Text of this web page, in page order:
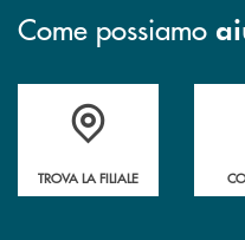
Come possiamo
Accedi all' elenco completo
TROVA LA FILIALE
Hai